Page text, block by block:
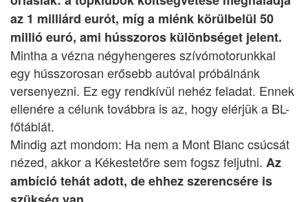
az 1 milliárd eurót, míg a miénk körülbelül 50
millió euró, ami hússzoros különbséget jelent.
Mintha a vézna négyhengeres szívómotorunkkal
egy hússzorosan erősebb autóval próbálnánk
versenyezni. Ez egy rendkívül nehéz feladat. Ennek
ellenére a célunk továbbra is az, hogy elérjük a BL-
főtáblát.
Mindig azt mondom: Ha nem a Mont Blanc csúcsát
nézed, akkor a Kékestetőre sem fogsz feljutni. Az
ambíció tehát adott, de ehhez szerencsére is